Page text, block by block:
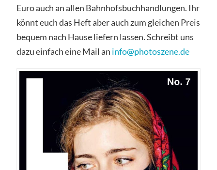
Euro auch an allen Bahnhofsbuchhandlungen. Ihr
könnt euch das Heft aber auch zum gleichen Preis
bequem nach Hause liefern lassen. Schreibt uns
dazu einfach eine Mail an info@photoszene.de